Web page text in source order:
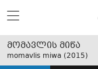
მომავლის მიწა
momavlis miwa (2015)